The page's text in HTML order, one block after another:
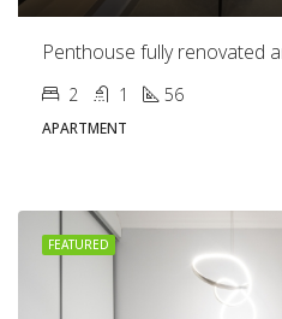
2 1 56
APARTMENT
FEATURED